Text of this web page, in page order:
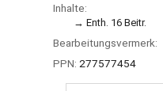
Inhalte:
Enth. 16 Beitr.
Bearbeitungsvermerk:
PPN: 277577454